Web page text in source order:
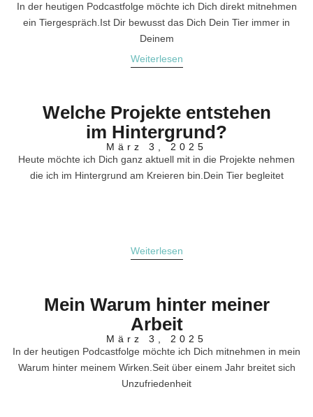
In der heutigen Podcastfolge möchte ich Dich direkt mitnehmen
ein Tiergespräch.Ist Dir bewusst das Dich Dein Tier immer in
Deinem
Weiterlesen
Welche Projekte entstehen
im Hintergrund?
März 3, 2025
Heute möchte ich Dich ganz aktuell mit in die Projekte nehmen
die ich im Hintergrund am Kreieren bin.Dein Tier begleitet
Weiterlesen
Mein Warum hinter meiner
Arbeit
März 3, 2025
In der heutigen Podcastfolge möchte ich Dich mitnehmen in mein
Warum hinter meinem Wirken.Seit über einem Jahr breitet sich
Unzufriedenheit